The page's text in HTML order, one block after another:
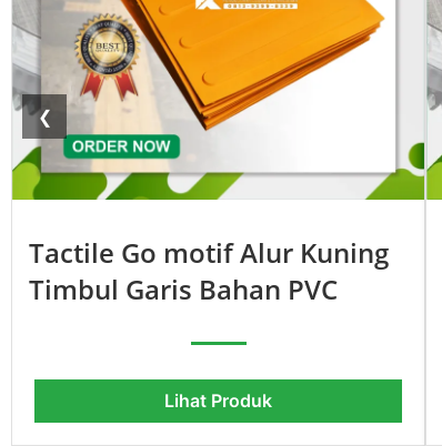
❮
Tactile Go motif Alur Kuning
Timbul Garis Bahan PVC
Lihat Produk